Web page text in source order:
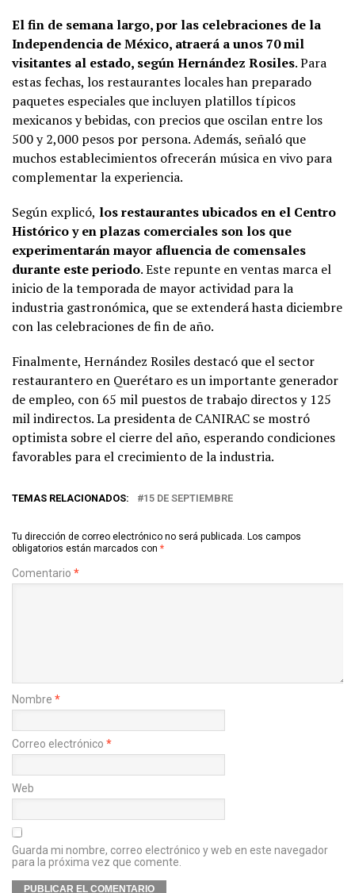
El fin de semana largo, por las celebraciones de la
Independencia de México, atraerá a unos 70 mil
visitantes al estado, según Hernández Rosiles. Para
estas fechas, los restaurantes locales han preparado
paquetes especiales que incluyen platillos típicos
mexicanos y bebidas, con precios que oscilan entre los
500 y 2,000 pesos por persona. Además, señaló que
muchos establecimientos ofrecerán música en vivo para
complementar la experiencia.
Según explicó, los restaurantes ubicados en el Centro
Histórico y en plazas comerciales son los que
experimentarán mayor afluencia de comensales
durante este periodo. Este repunte en ventas marca el
inicio de la temporada de mayor actividad para la
industria gastronómica, que se extenderá hasta diciembre
con las celebraciones de fin de año.
Finalmente, Hernández Rosiles destacó que el sector
restaurantero en Querétaro es un importante generador
de empleo, con 65 mil puestos de trabajo directos y 125
mil indirectos. La presidenta de CANIRAC se mostró
optimista sobre el cierre del año, esperando condiciones
favorables para el crecimiento de la industria.
TEMAS RELACIONADOS: 15 DE SEPTIEMBRE
Tu dirección de correo electrónico no será publicada. Los campos
obligatorios están marcados con *
Comentario *
Nombre *
Correo electrónico *
Web
Guarda mi nombre, correo electrónico y web en este navegador
para la próxima vez que comente.